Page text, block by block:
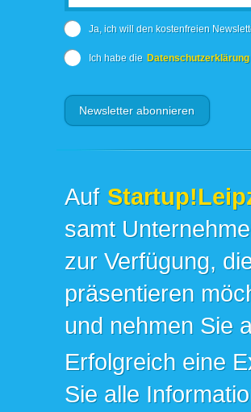
Ja, ich will den kostenfreien
Ich habe die Datenschutzerklärung
Auf
samt
zur Verfügung,
präsentieren
und nehmen Sie
Erfolgreich eine
Sie alle